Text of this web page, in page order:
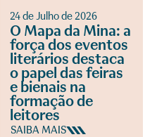
24 de Julho de 2026
O Mapa da Mina: a
força dos eventos
literários destaca
o papel das feiras
e bienais na
formação de
leitores
SAIBA MAIS